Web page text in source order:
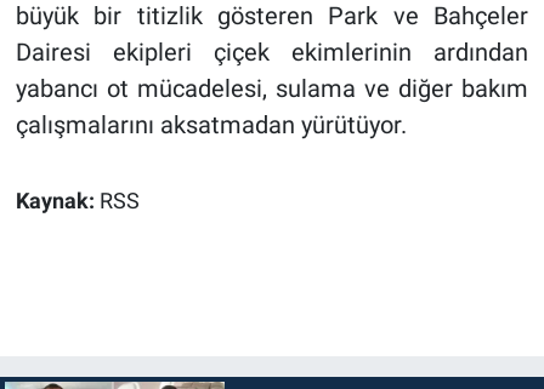
büyük bir titizlik gösteren Park ve Bahçeler
Dairesi ekipleri çiçek ekimlerinin ardından
yabancı ot mücadelesi, sulama ve diğer bakım
çalışmalarını aksatmadan yürütüyor.
Kaynak: RSS